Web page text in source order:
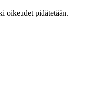
oikeudet pidätetään.